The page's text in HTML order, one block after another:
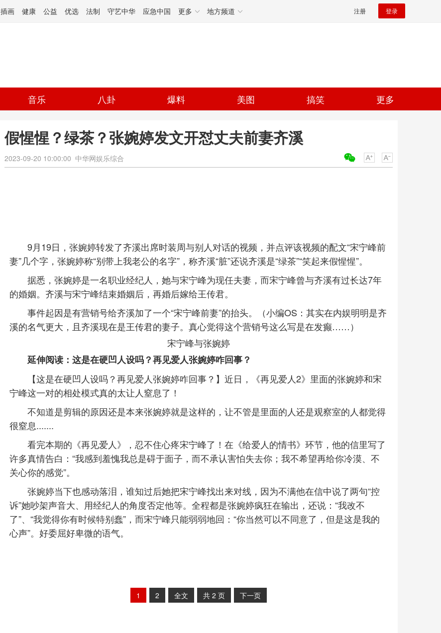
插画 健康 公益 优选 法制 守艺中华 应急中国 更多 地方频道 注册 登录
音乐 八卦 爆料 美图 搞笑 更多
假惺惺？绿茶？张婉婷发文开怼丈夫前妻齐溪
2023-09-20 10:00:00 中华网娱乐综合
9月19日，张婉婷转发了齐溪出席时装周与别人对话的视频，并点评该视频的配文“宋宁峰前
妻”几个字，张婉婷称“别带上我老公的名字”，称齐溪“脏”还说齐溪是“绿茶”“笑起来假惺惺”。
据悉，张婉婷是一名职业经纪人，她与宋宁峰为现任夫妻，而宋宁峰曾与齐溪有过长达7年
的婚姻。齐溪与宋宁峰结束婚姻后，再婚后嫁给王传君。
事件起因是有营销号给齐溪加了一个“宋宁峰前妻”的抬头。（小编OS：其实在内娱明明是齐
溪的名气更大，且齐溪现在是王传君的妻子。真心觉得这个营销号这么写是在发癫……）
宋宁峰与张婉婷
延伸阅读：这是在硬凹人设吗？再见爱人张婉婷咋回事？
【这是在硬凹人设吗？再见爱人张婉婷咋回事？】近日，《再见爱人2》里面的张婉婷和宋
宁峰这一对的相处模式真的太让人窒息了！
不知道是剪辑的原因还是本来张婉婷就是这样的，让不管是里面的人还是观察室的人都觉得
很窒息.......
看完本期的《再见爱人》，忍不住心疼宋宁峰了！在《给爱人的情书》环节，他的信里写了
许多真情告白：“我感到羞愧我总是碍于面子，而不承认害怕失去你；我不希望再给你冷漠、不
关心你的感觉”。
张婉婷当下也感动落泪，谁知过后她把宋宁峰找出来对线，因为不满他在信中说了两句“控
诉”她吵架声音大、用经纪人的角度否定他等。全程都是张婉婷疯狂在输出，还说：“我改不
了”、“我觉得你有时候特别蠢”，而宋宁峰只能弱弱地回：“你当然可以不同意了，但是这是我的
心声”。好委屈好卑微的语气。
1 2 全文 共 2 页 下一页